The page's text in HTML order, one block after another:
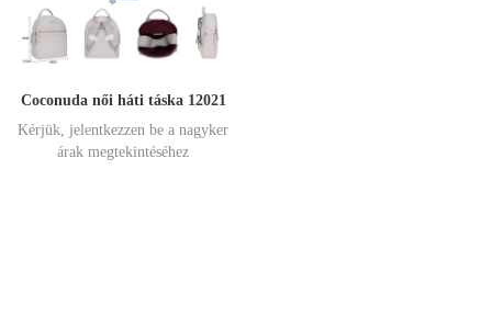
Coconuda női háti táska 12021
Kérjük, jelentkezzen be a nagyker
árak megtekintéséhez